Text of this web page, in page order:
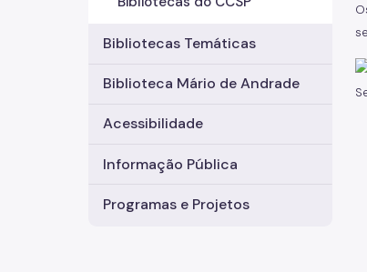
Bibliotecas Temáticas
Biblioteca Mário de Andrade
Acessibilidade
Informação Pública
Programas e Projetos